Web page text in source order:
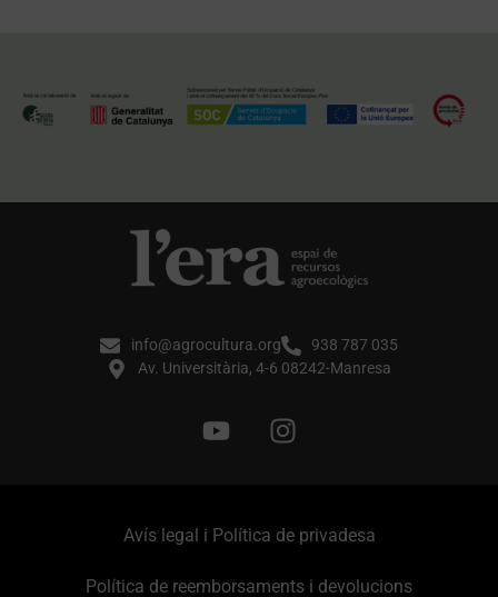
info@agrocultura.org
938 787 035
Av. Universitària, 4-6 08242-Manresa
Avís legal i Política de privadesa
Política de reemborsaments i devolucions